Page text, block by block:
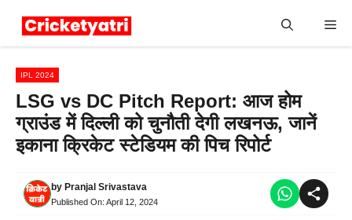
IPL 2024
LSG vs DC Pitch Report: आज होम
ग्राउंड में दिल्ली को चुनौती देगी लखनऊ, जानें
इकाना क्रिकेट स्टेडियम की पिच रिपोर्ट
by Pranjal Srivastava
Published On: April 12, 2024